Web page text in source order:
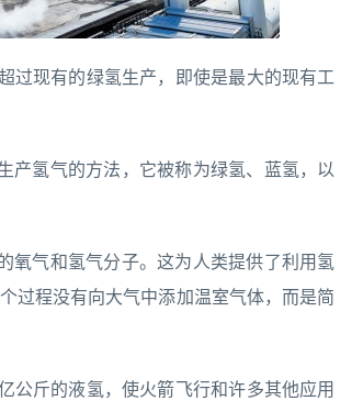
过现有的绿氢生产，即使是最大的现有工
产氢气的方法，它被称为绿氢、蓝氢，以
氧气和氢气分子。这为人类提供了利用氢
过程没有向大气中添加温室气体，而是简
公斤的液氢，使火箭飞行和许多其他应用